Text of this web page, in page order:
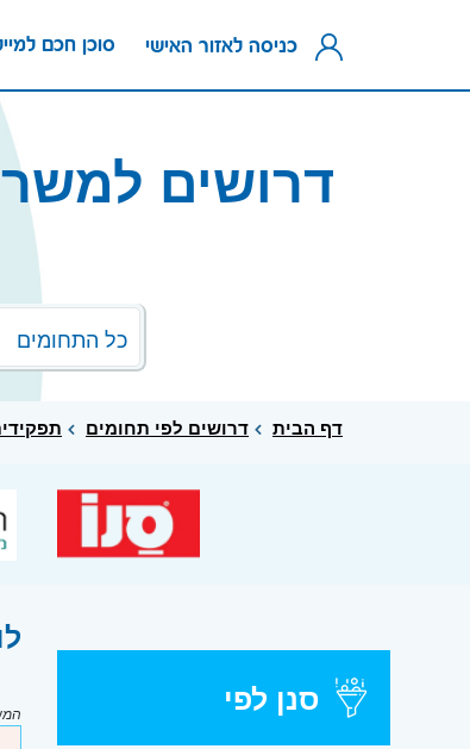
סוכן חכם כניסה לאזור האישי
דרושים
כל התחומים
דף הבית דרושים לפי תחומים
סנן לפי